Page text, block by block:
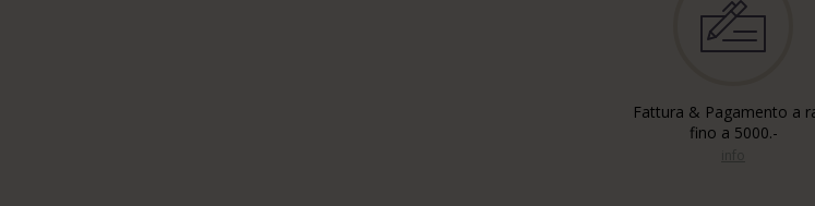
Fattura & Pagamento a
fino a 5000.-